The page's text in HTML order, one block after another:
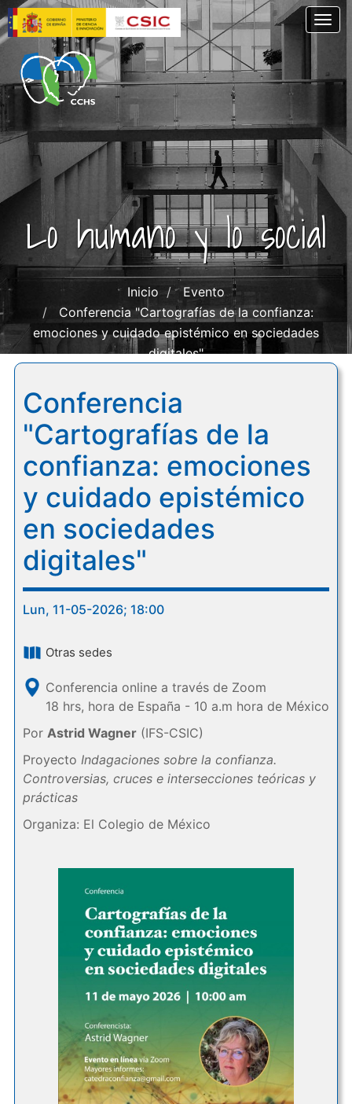
Pasar
al
contenido
principal
Lo humano y lo social
Inicio
Evento
Conferencia "Cartografías de la confianza:
emociones y cuidado epistémico en sociedades
digitales"
Conferencia
"Cartografías de la
confianza: emociones
y cuidado epistémico
en sociedades
digitales"
Lun, 11-05-2026; 18:00
Otras sedes
Conferencia online a través de Zoom
18 hrs, hora de España - 10 a.m hora de México
Por Astrid Wagner(IFS-CSIC)
Proyecto Indagaciones sobre la confianza.
Controversias, cruces e intersecciones teóricas y
prácticas
Organiza: El Colegio de México